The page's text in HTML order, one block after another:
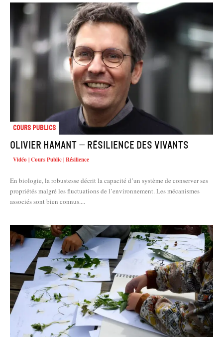
Cours Publics
Olivier HAMANT – Résilience des vivants
Vidéo | Cours Public | Résilience
En biologie, la robustesse décrit la capacité d’un système de conserver ses
propriétés malgré les fluctuations de l’environnement. Les mécanismes
associés sont bien connus....